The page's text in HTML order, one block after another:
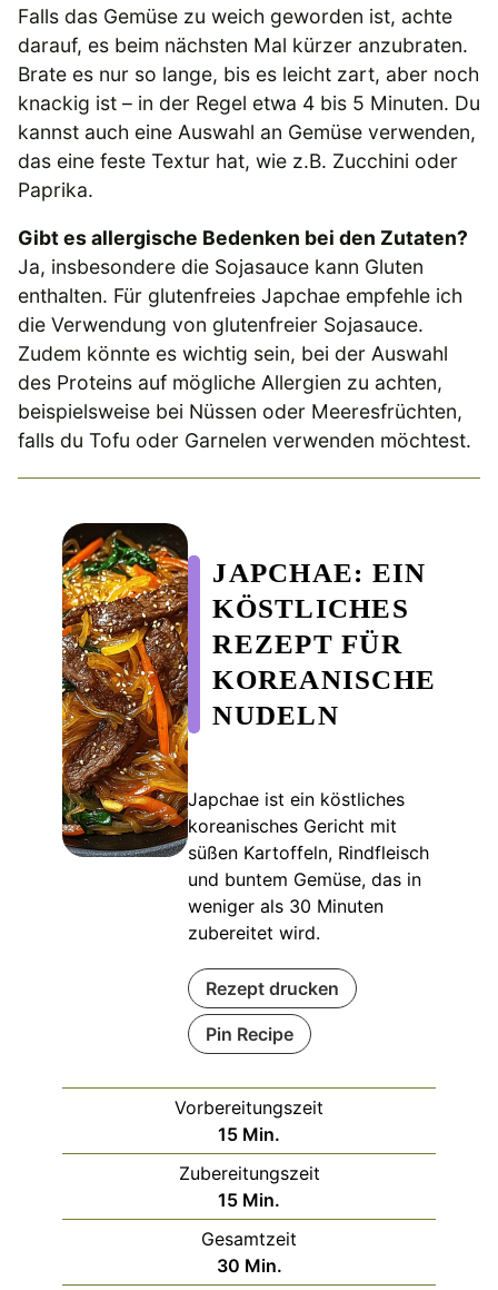
Falls das Gemüse zu weich geworden ist, achte
darauf, es beim nächsten Mal kürzer anzubraten.
Brate es nur so lange, bis es leicht zart, aber noch
knackig ist – in der Regel etwa 4 bis 5 Minuten. Du
kannst auch eine Auswahl an Gemüse verwenden,
das eine feste Textur hat, wie z.B. Zucchini oder
Paprika.
Gibt es allergische Bedenken bei den Zutaten?
Ja, insbesondere die Sojasauce kann Gluten
enthalten. Für glutenfreies Japchae empfehle ich
die Verwendung von glutenfreier Sojasauce.
Zudem könnte es wichtig sein, bei der Auswahl
des Proteins auf mögliche Allergien zu achten,
beispielsweise bei Nüssen oder Meeresfrüchten,
falls du Tofu oder Garnelen verwenden möchtest.
JAPCHAE: EIN
KÖSTLICHES
REZEPT FÜR
KOREANISCHE
NUDELN
Japchae ist ein köstliches
koreanisches Gericht mit
süßen Kartoffeln, Rindfleisch
und buntem Gemüse, das in
weniger als 30 Minuten
zubereitet wird.
Rezept drucken
Pin Recipe
Vorbereitungszeit
15Minuten
Min.
Zubereitungszeit
15Minuten
Min.
Gesamtzeit
30Minuten
Min.